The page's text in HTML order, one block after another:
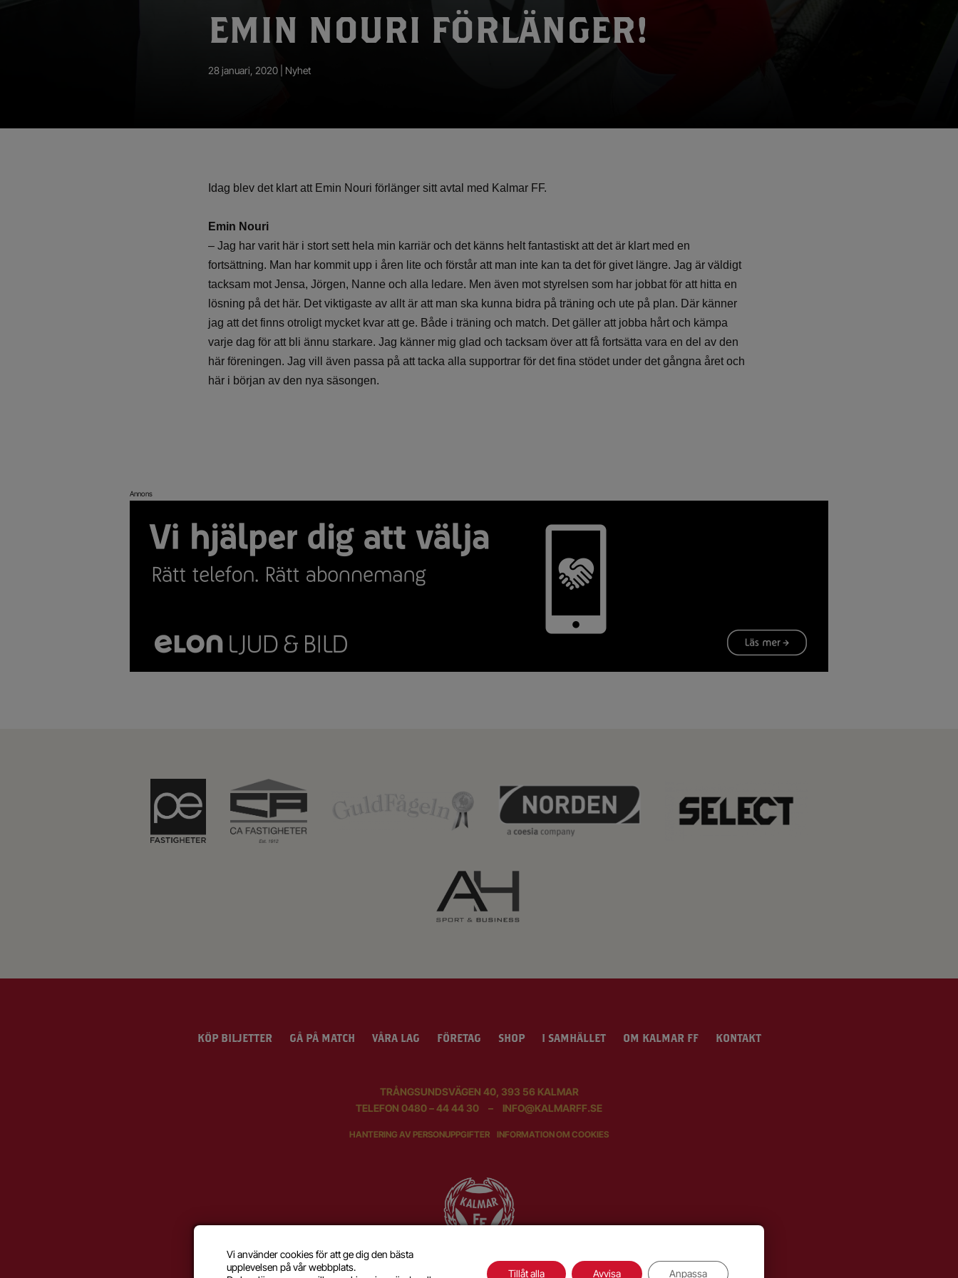
EMIN NOURI FÖRLÄNGER!
28 januari, 2020 | Nyhet
Idag blev det klart att Emin Nouri förlänger sitt avtal med Kalmar FF.
Emin Nouri
– Jag har varit här i stort sett hela min karriär och det känns helt fantastiskt att det är klart med en
fortsättning. Man har kommit upp i åren lite och förstår att man inte kan ta det för givet längre. Jag är väldigt
tacksam mot Jensa, Jörgen, Nanne och alla ledare. Men även mot styrelsen som har jobbat för att hitta en
lösning på det här. Det viktigaste av allt är att man ska kunna bidra på träning och ute på plan. Där känner
jag att det finns otroligt mycket kvar att ge. Både i träning och match. Det gäller att jobba hårt och kämpa
varje dag för att bli ännu starkare. Jag känner mig glad och tacksam över att få fortsätta vara en del av den
här föreningen. Jag vill även passa på att tacka alla supportrar för det fina stödet under det gångna året och
här i början av den nya säsongen.
Annons
KÖP BILJETTER GÅ PÅ MATCH VÅRA LAG FÖRETAG SHOP I SAMHÄLLET OM KALMAR FF KONTAKT
TRÅNGSUNDSVÄGEN 40, 393 56 KALMAR
TELEFON 0480 – 44 44 30 – INFO@KALMARFF.SE
HANTERING AV PERSONUPPGIFTER INFORMATION OM COOKIES
Vi använder cookies för att ge dig den bästa
upplevelsen på vår webbplats.
Tillåt alla Avvisa Anpassa